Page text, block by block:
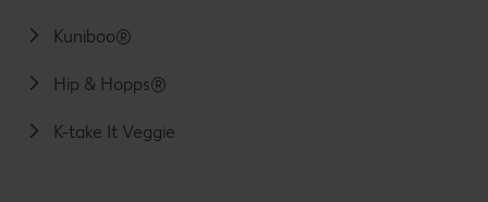
Kuniboo®
Hip & Hopps®
K-take It Veggie